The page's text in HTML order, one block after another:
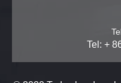
Tel: +